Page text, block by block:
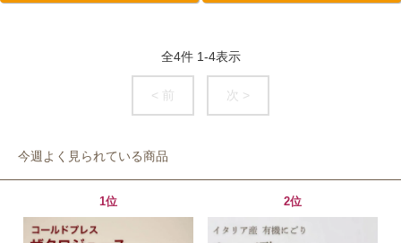
全4件 1-4表示
< 前 次 >
今週よく見られている商品
1位 2位